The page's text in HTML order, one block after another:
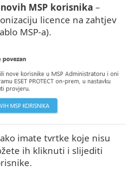
MSP korisnika –
licence na zahtjev
MSP-a).
imate tvrtke koje nisu
ih kliknuti i slijediti